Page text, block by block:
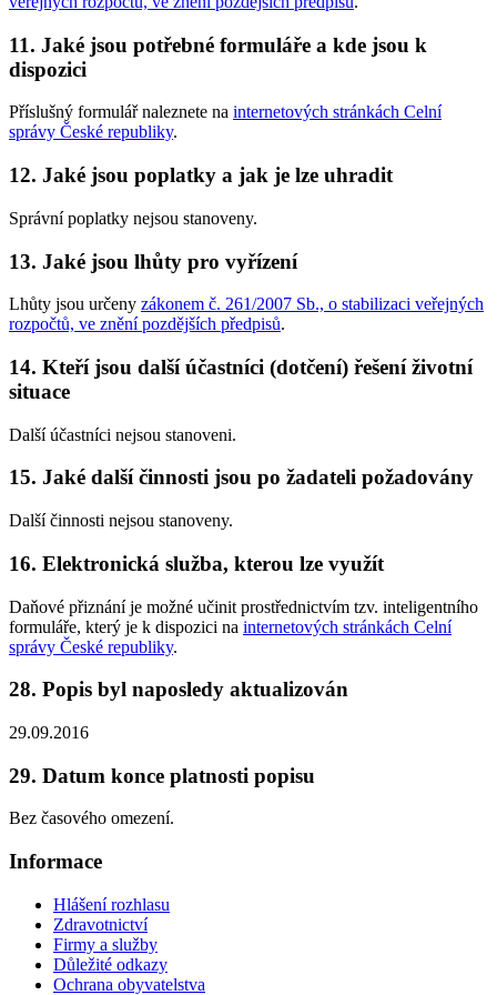
11. Jaké jsou potřebné formuláře a kde jsou k
dispozici
Příslušný formulář naleznete na internetových stránkách Celní
správy České republiky.
12. Jaké jsou poplatky a jak je lze uhradit
Správní poplatky nejsou stanoveny.
13. Jaké jsou lhůty pro vyřízení
Lhůty jsou určeny zákonem č. 261/2007 Sb., o stabilizaci veřejných
rozpočtů, ve znění pozdějších předpisů.
14. Kteří jsou další účastníci (dotčení) řešení životní
situace
Další účastníci nejsou stanoveni.
15. Jaké další činnosti jsou po žadateli požadovány
Další činnosti nejsou stanoveny.
16. Elektronická služba, kterou lze využít
Daňové přiznání je možné učinit prostřednictvím tzv. inteligentního
formuláře, který je k dispozici na internetových stránkách Celní
správy České republiky.
28. Popis byl naposledy aktualizován
29.09.2016
29. Datum konce platnosti popisu
Bez časového omezení.
Informace
Hlášení rozhlasu
Zdravotnictví
Firmy a služby
Důležité odkazy
Ochrana obyvatelstva